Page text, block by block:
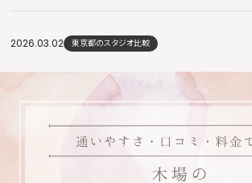
2026.03.02 東京都のスタジオ比較